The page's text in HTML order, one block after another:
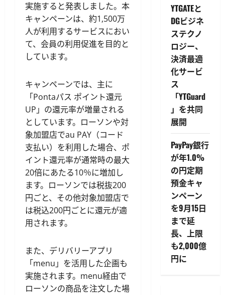
実施すると発表しました。本
キャンペーンは、約1,500万
人が利用するサービスにおい
て、会員の利用促進を目的と
しています。
キャンペーンでは、主に
「Pontaパス ポイント還元
UP」の還元率が増量される
としています。ローソンや対
象加盟店でau PAY（コード
支払い）を利用した場合、ポ
イント還元率が通常時の最大
20倍にあたる10％に増加し
ます。ローソンでは税抜200
円ごと、その他対象加盟店で
は税込200円ごとに還元が適
用されます。
また、デリバリーアプリ
「menu」を活用した企画も
実施されます。menu経由で
ローソンの商品を注文した場
YTGATEと
DGビジネ
ステクノ
ロジー、
決済最適
化サービ
ス
「YTGuard
」を共同
展開
PayPay銀行
が年1.0%
の円定期
預金キャ
ンペーン
を9月15日
まで延
長、上限
も2,000億
円に